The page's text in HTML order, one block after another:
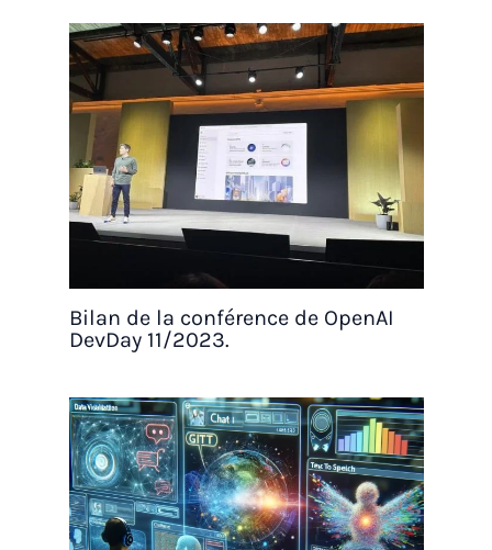
Bilan de la conférence de OpenAI
DevDay 11/2023.